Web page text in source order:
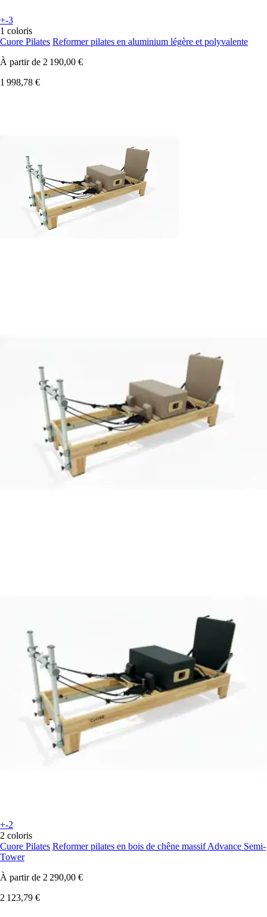
+-3
1 coloris
Cuore Pilates Reformer pilates en aluminium légère et polyvalente
À partir de 2 190,00 €
1 998,78 €
+-2
2 coloris
Cuore Pilates Reformer pilates en bois de chêne massif Advance Semi-
Tower
À partir de 2 290,00 €
2 123,79 €